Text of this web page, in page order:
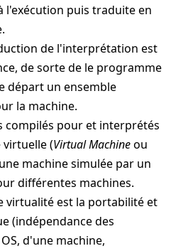
l'exécution puis traduite en
de l'interprétation est
de sorte de le programme
départ un ensemble
la machine.
compilés pour et interprétés
virtuelle (Virtual Machineou
machine simulée par un
différentes machines.
virtualité est la portabilité et
(indépendance des
d'une machine,